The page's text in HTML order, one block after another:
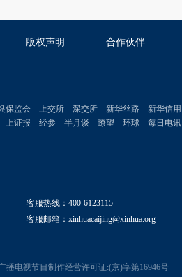
版权声明 合作伙伴
保监会 上交所 深交所 新华丝路 新华信用
上证报 经参 半月谈 瞭望 环球 每日电讯
客服热线：400-6123115
客服邮箱：xinhuacaijing@xinhua.org
播电视节目制作经营许可证:(京)字第16946号